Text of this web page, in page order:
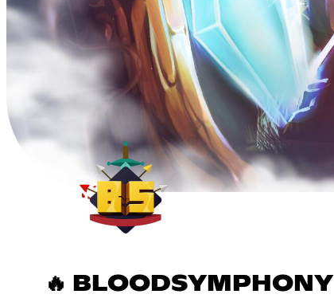
🔥 BLOODSYMPHONY